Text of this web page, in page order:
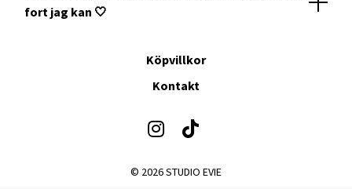
fort jag kan 🤍
Köpvillkor
Kontakt
© 2026 STUDIO EVIE